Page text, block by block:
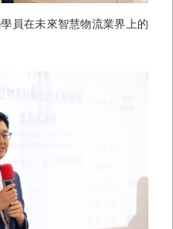
員在未來智慧物流業界上的